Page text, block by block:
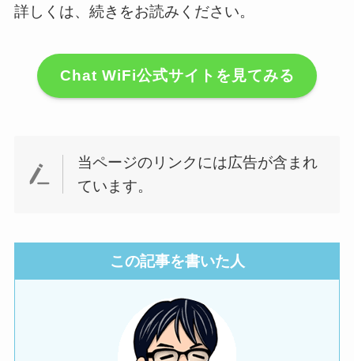
詳しくは、続きをお読みください。
Chat WiFi公式サイトを見てみる
当ページのリンクには広告が含まれ
ています。
この記事を書いた人